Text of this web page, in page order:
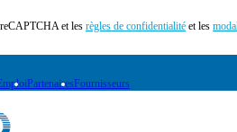
et les règles de confidentialité et les
PartenairesFournisseurs